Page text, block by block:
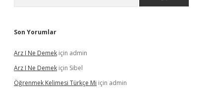
Son Yorumlar
Arz I Ne Demek için admin
Arz I Ne Demek için Sibel
Öğrenmek Kelimesi Türkçe Mi için admin